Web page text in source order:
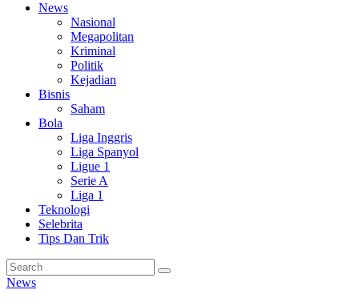
News
Nasional
Megapolitan
Kriminal
Politik
Kejadian
Bisnis
Saham
Bola
Liga Inggris
Liga Spanyol
Ligue 1
Serie A
Liga 1
Teknologi
Selebrita
Tips Dan Trik
News